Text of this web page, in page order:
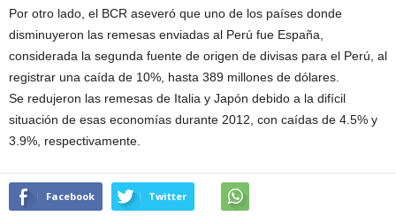
Por otro lado, el BCR aseveró que uno de los países donde
disminuyeron las remesas enviadas al Perú fue España,
considerada la segunda fuente de origen de divisas para el Perú, al
registrar una caída de 10%, hasta 389 millones de dólares.
Se redujeron las remesas de Italia y Japón debido a la difícil
situación de esas economías durante 2012, con caídas de 4.5% y
3.9%, respectivamente.
Facebook Twitter